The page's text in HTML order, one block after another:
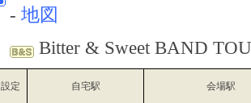
- 地図
Bitter & Sweet BAND
設定 自宅駅 会場駅